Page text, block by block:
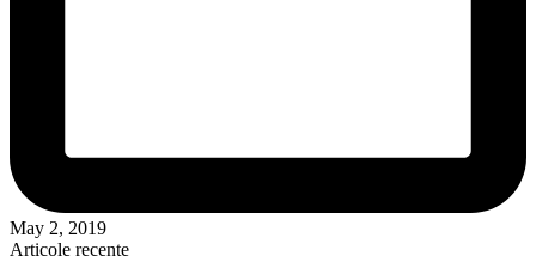
May 2, 2019
Articole recente